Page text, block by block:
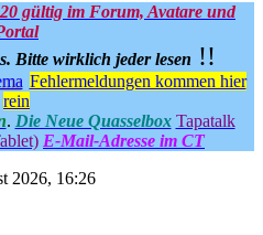
gültig im Forum, Avatare und
Bitte wirklich jeder lesen !!
Fehlermeldungen kommen hier
rein
. Die Neue Quasselbox Tapatalk
E-Mail-Adresse im CT
2026, 16:26